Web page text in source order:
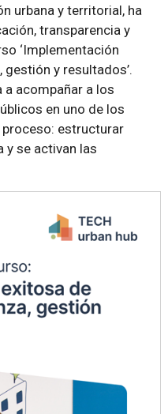
urbana y territorial, ha
transparencia y
‘Implementación
gestión y resultados’.
acompañar a los
en uno de los
estructurar
y se activan las